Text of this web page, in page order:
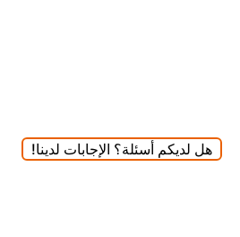
هل لديكم أسئلة؟ الإجابات لدينا!